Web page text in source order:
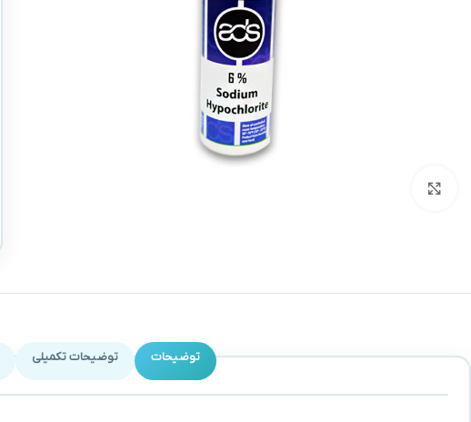
توضیحات توضیحات تکمیلی